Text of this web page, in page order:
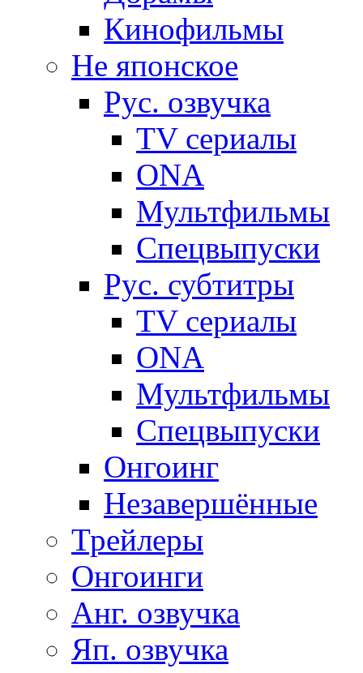
Кинофильмы
Не японское
Рус. озвучка
TV сериалы
ONA
Мультфильмы
Спецвыпуски
Рус. субтитры
TV сериалы
ONA
Мультфильмы
Спецвыпуски
Онгоинг
Незавершённые
Трейлеры
Онгоинги
Анг. озвучка
Яп. озвучка